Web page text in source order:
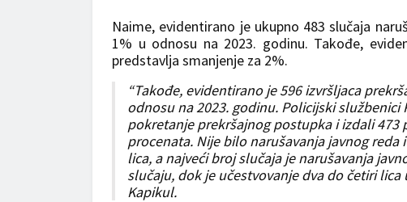
Naime, evidentirano je ukupno 483 slučaja
1% u odnosu na 2023. godinu. Takođe,
predstavlja smanjenje za 2%.
“Takođe, evidentirano je 596 izvršljaca
odnosu na 2023. godinu. Policijski
pokretanje prekršajnog postupka i izdali
procenata. Nije bilo narušavanja javnog
lica, a najveći broj slučaja je narušavanja
slučaju, dok je učestvovanje dva do četiri
Kapikul.